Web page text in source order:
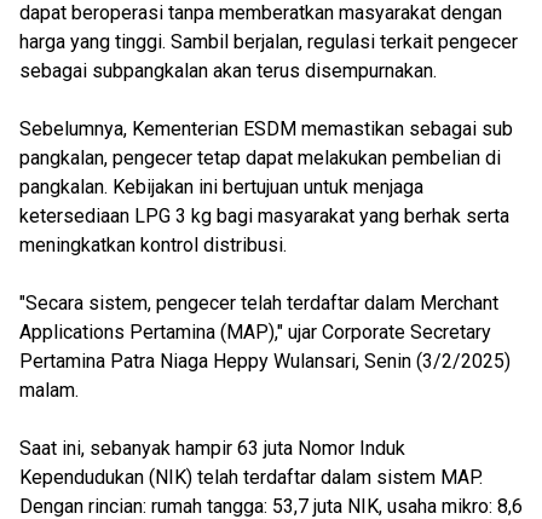
dapat beroperasi tanpa memberatkan masyarakat dengan
harga yang tinggi. Sambil berjalan, regulasi terkait pengecer
sebagai subpangkalan akan terus disempurnakan.
Sebelumnya, Kementerian ESDM memastikan sebagai sub
pangkalan, pengecer tetap dapat melakukan pembelian di
pangkalan. Kebijakan ini bertujuan untuk menjaga
ketersediaan LPG 3 kg bagi masyarakat yang berhak serta
meningkatkan kontrol distribusi.
"Secara sistem, pengecer telah terdaftar dalam Merchant
Applications Pertamina (MAP)," ujar Corporate Secretary
Pertamina Patra Niaga Heppy Wulansari, Senin (3/2/2025)
malam.
Saat ini, sebanyak hampir 63 juta Nomor Induk
Kependudukan (NIK) telah terdaftar dalam sistem MAP.
Dengan rincian: rumah tangga: 53,7 juta NIK, usaha mikro: 8,6